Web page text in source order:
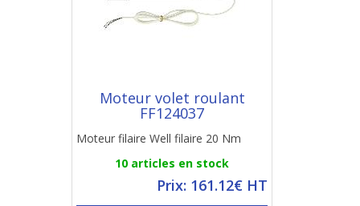
Moteur volet roulant
FF124037
Moteur filaire Well filaire 20 Nm
10 articles en stock
Prix: 161.12€ HT